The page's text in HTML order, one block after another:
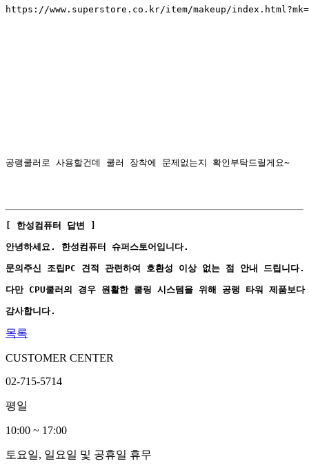
https://www.superstore.co.kr/item/makeup/
공랭쿨러로 사용할건데 쿨러 장착에 문제없는지 확인부탁드릴게요~
[ 한성컴퓨터 답변 ]
안녕하세요. 한성컴퓨터 슈퍼스토어입니다.
문의주신 조립PC 견적 관련하여 호환성 이상 없는 점 안내 드립니다.
다만 CPU쿨러의 경우 원활한 쿨링 시스템을 위해 공랭 타워 제품
감사합니다.
목록
CUSTOMER CENTER
02-715-5714
평일
10:00 ~ 17:00
토요일, 일요일 및 공휴일 휴무